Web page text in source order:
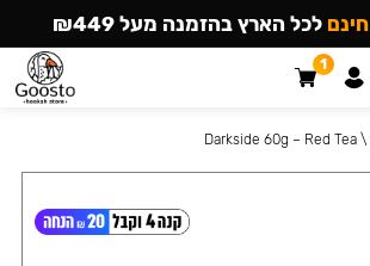
\
Darkside 60g – Red Tea
חינם לכל הארץ בהזמנה מעל ₪449
1